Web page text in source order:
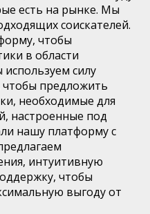
есть на рынке. Мы
соискателей.
чтобы
в области
силу
чтобы предложить
необходимые для
настроенные под
нашу платформу с
интуитивную
чтобы
выгоду от